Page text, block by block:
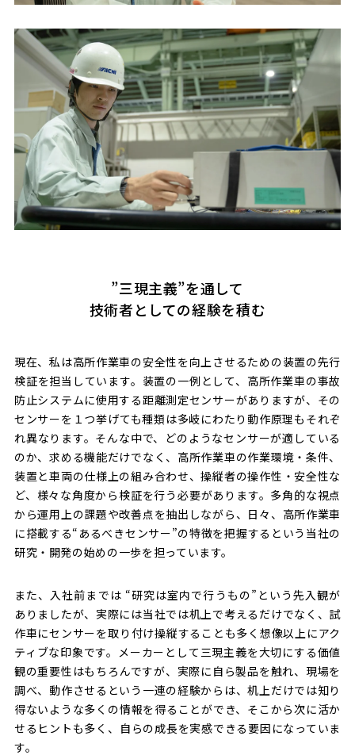
”三現主義”を通して
技術者としての経験を積む
現在、私は高所作業車の安全性を向上させるための装置の先行
検証を担当しています。装置の一例として、高所作業車の事故
防止システムに使用する距離測定センサーがありますが、その
センサーを１つ挙げても種類は多岐にわたり動作原理もそれぞ
れ異なります。そんな中で、どのようなセンサーが適している
のか、求める機能だけでなく、高所作業車の作業環境・条件、
装置と車両の仕様上の組み合わせ、操縦者の操作性・安全性な
ど、様々な角度から検証を行う必要があります。多角的な視点
から運用上の課題や改善点を抽出しながら、日々、高所作業車
に搭載する“あるべきセンサー”の特徴を把握するという当社の
研究・開発の始めの一歩を担っています。
また、入社前までは “研究は室内で行うもの”という先入観が
ありましたが、実際には当社では机上で考えるだけでなく、試
作車にセンサーを取り付け操縦することも多く想像以上にアク
ティブな印象です。メーカーとして三現主義を大切にする価値
観の重要性はもちろんですが、実際に自ら製品を触れ、現場を
調べ、動作させるという一連の経験からは、机上だけでは知り
得ないような多くの情報を得ることができ、そこから次に活か
せるヒントも多く、自らの成長を実感できる要因になっていま
す。